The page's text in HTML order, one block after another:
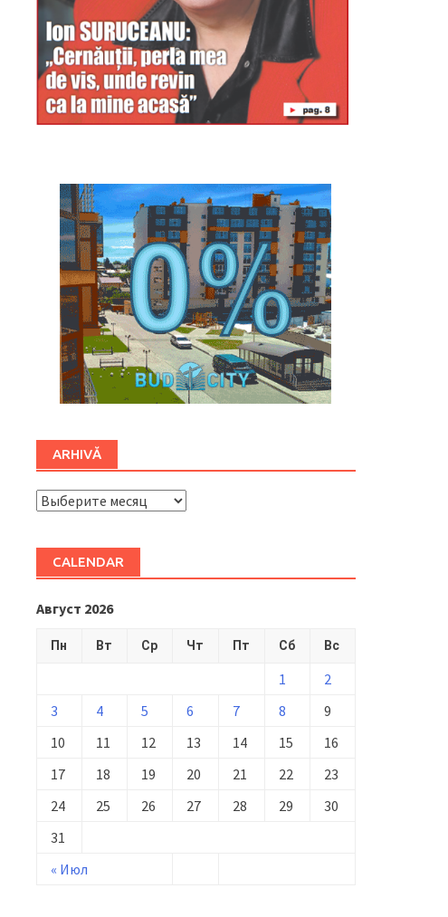
ARHIVĂ
ARHIVĂ
CALENDAR
Август 2026
Пн Вт Ср Чт Пт Сб Вс
« Июл
1
2
3
4 5 6 7 8
9
10
11 12 13 14 15
16
17
18 19 20 21 22
23
24
25 26 27 28 29
30
31